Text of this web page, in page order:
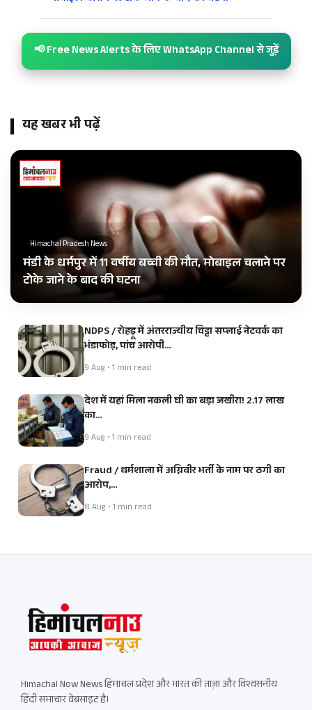
📢 Free News Alerts के लिए WhatsApp Channel से जुड़ें
यह खबर भी पढ़ें
Himachal Pradesh News
मंडी के धर्मपुर में 11 वर्षीय बच्ची की मौत, मोबाइल चलाने पर
टोके जाने के बाद की घटना
NDPS / रोहड़ू में अंतरराज्यीय चिट्टा सप्लाई नेटवर्क का
भंडाफोड़, पांच आरोपी…
9 Aug • 1 min read
देश में यहां मिला नकली घी का बड़ा जखीरा! 2.17 लाख
का…
9 Aug • 1 min read
Fraud / धर्मशाला में अग्निवीर भर्ती के नाम पर ठगी का
आरोप,…
8 Aug • 1 min read
Himachal Now News हिमाचल प्रदेश और भारत की ताज़ा और विश्वसनीय
हिंदी समाचार वेबसाइट है।